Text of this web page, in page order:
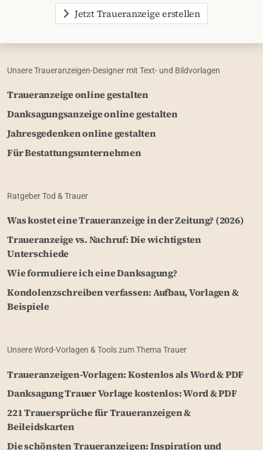
Jetzt Traueranzeige erstellen
Unsere Traueranzeigen-Designer mit Text- und Bildvorlagen
Traueranzeige online gestalten
Danksagungsanzeige online gestalten
Jahresgedenken online gestalten
Für Bestattungsunternehmen
Ratgeber Tod & Trauer
Was kostet eine Traueranzeige in der Zeitung? (2026)
Traueranzeige vs. Nachruf: Die wichtigsten
Unterschiede
Wie formuliere ich eine Danksagung?
Kondolenzschreiben verfassen: Aufbau, Vorlagen &
Beispiele
Unsere Word-Vorlagen & Tools zum Thema Trauer
Traueranzeigen-Vorlagen: Kostenlos als Word & PDF
Danksagung Trauer Vorlage kostenlos: Word & PDF
221 Trauersprüche für Traueranzeigen &
Beileidskarten
Die schönsten Traueranzeigen: Inspiration und